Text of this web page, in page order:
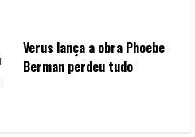
Verus lança a obra Phoebe
Berman perdeu tudo